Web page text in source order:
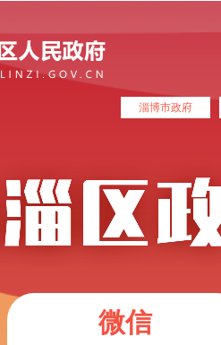
淄博市政府
微信